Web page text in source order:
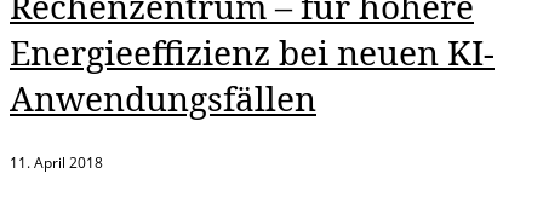
Energieeffizienz bei neuen KI-
Anwendungsfällen
11. April 2018